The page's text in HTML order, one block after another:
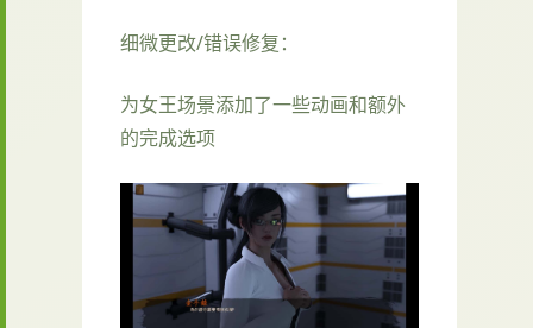
细微更改/错误修复：
为女王场景添加了一些动画和额外
的完成选项